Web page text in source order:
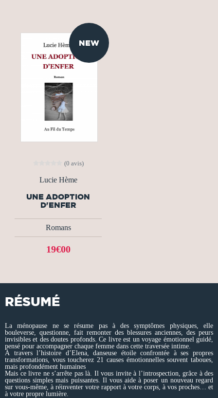
NEW
(0 avis)
Lucie Hème
UNE ADOPTION
D'ENFER
Romans
19€00
RÉSUMÉ
La ménopause ne se résume pas à des symptômes physiques, elle
bouleverse, questionne, fait remonter des blessures anciennes, des peurs
invisibles et des doutes profonds. Ce livre est un voyage émotionnel guidé,
pensé pour accompagner chaque femme dans cette traversée intime.
À travers l’histoire d’Elena, danseuse étoile confrontée à ses propres
transformations, vous toucherez 21 causes émotionnelles souvent taboues,
mais profondément humaines
Mais ce livre ne s’arrête pas là. Il vous invite à l’introspection, grâce à des
questions simples mais puissantes. Il vous aide à poser un nouveau regard
sur vous-même, à réinventer votre rapport à votre corps, à vos proches… et
à votre propre lumière.